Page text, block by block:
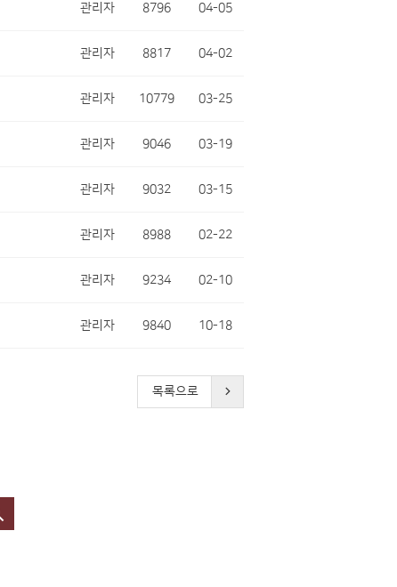
관리자 8796 04-05
관리자 8817 04-02
관리자 10779 03-25
관리자 9046 03-19
관리자 9032 03-15
관리자 8988 02-22
관리자 9234 02-10
관리자 9840 10-18
목록으로